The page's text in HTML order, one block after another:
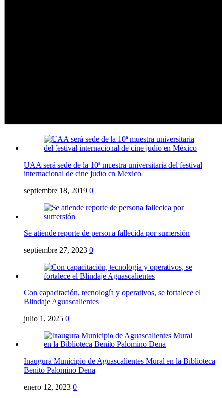
UAA será sede de la 10ª muestra universitaria del festival
internacional de cine judío en México
septiembre 18, 2019 0
Se atiende reporte de persona fallecida por sumersión
septiembre 27, 2023 0
Con capacitación, tecnología y operativos, se fortalece el
Blindaje Aguascalientes
julio 1, 2025 0
Inaugura Municipio de Aguascalientes Mural en la Biblioteca
Benito Palomino Dena
enero 12, 2023 0